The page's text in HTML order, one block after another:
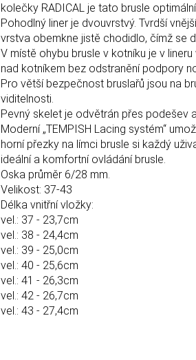
kolečky RADICAL je tato brusle
Pohodlný liner je dvouvrstvý. Tvrdší
vrstva obemkne jistě chodidlo, čímž se
V místě ohybu brusle v kotníku je v
nad kotníkem bez odstranění podpory
Pro větší bezpečnost bruslařů jsou na
viditelnosti.
Pevný skelet je odvětrán přes podešev
Moderní „TEMPISH Lacing systém“
horní přezky na límci brusle si každý
ideální a komfortní ovládání brusle.
Oska průměr 6/28 mm.
Velikost: 37-43
Délka vnitřní vložky:
vel.: 37 - 23,7cm
vel.: 38 - 24,4cm
vel.: 39 - 25,0cm
vel.: 40 - 25,6cm
vel.: 41 - 26,3cm
vel.: 42 - 26,7cm
vel.: 43 - 27,4cm